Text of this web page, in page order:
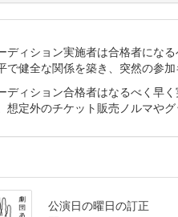
ディション実施者は合格者にな
で健全な関係を築き、突然の参
ディション合格者はなるべく早
想定外のチケット販売ノルマや
公演日の曜日の訂正